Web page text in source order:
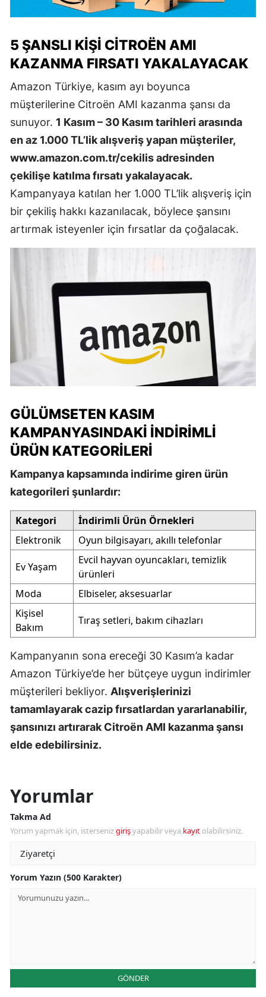
5 ŞANSLI KIŞI CITROËN AMI
KAZANMA FIRSATI YAKALAYACAK
Amazon Türkiye, kasım ayı boyunca
müşterilerine Citroën AMI kazanma şansı da
sunuyor. 1 Kasım – 30 Kasım tarihleri arasında
en az 1.000 TL’lik alışveriş yapan müşteriler,
www.amazon.com.tr/cekilis adresinden
çekilişe katılma fırsatı yakalayacak.
Kampanyaya katılan her 1.000 TL’lik alışveriş için
bir çekiliş hakkı kazanılacak, böylece şansını
artırmak isteyenler için fırsatlar da çoğalacak.
GÜLÜMSETEN KASIM
KAMPANYASINDAKI İNDIRIMLI
ÜRÜN KATEGORILERI
Kampanya kapsamında indirime giren ürün
kategorileri şunlardır:
Kategori
İndirimli Ürün Örnekleri
Elektronik
Oyun bilgisayarı, akıllı telefonlar
Ev Yaşam
Evcil hayvan oyuncakları, temizlik
ürünleri
Moda
Elbiseler, aksesuarlar
Kişisel
Bakım
Tıraş setleri, bakım cihazları
Kampanyanın sona ereceği 30 Kasım’a kadar
Amazon Türkiye’de her bütçeye uygun indirimler
müşterileri bekliyor. Alışverişlerinizi
tamamlayarak cazip fırsatlardan yararlanabilir,
şansınızı artırarak Citroën AMI kazanma şansı
elde edebilirsiniz.
Yorumlar
Takma Ad
Yorum yapmak için, istersenizgirişyapabilir veya kayıt olabilirsiniz.
Yorum Yazın (500 Karakter)
GÖNDER